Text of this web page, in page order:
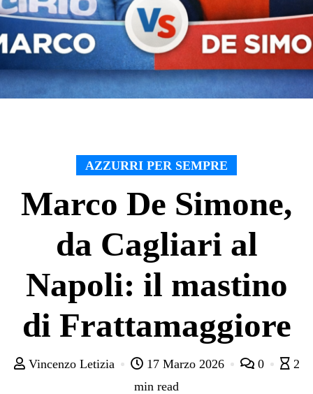
AZZURRI PER SEMPRE
Marco De Simone,
da Cagliari al
Napoli: il mastino
di Frattamaggiore
Vincenzo Letizia 17 Marzo 2026 0
2
min read